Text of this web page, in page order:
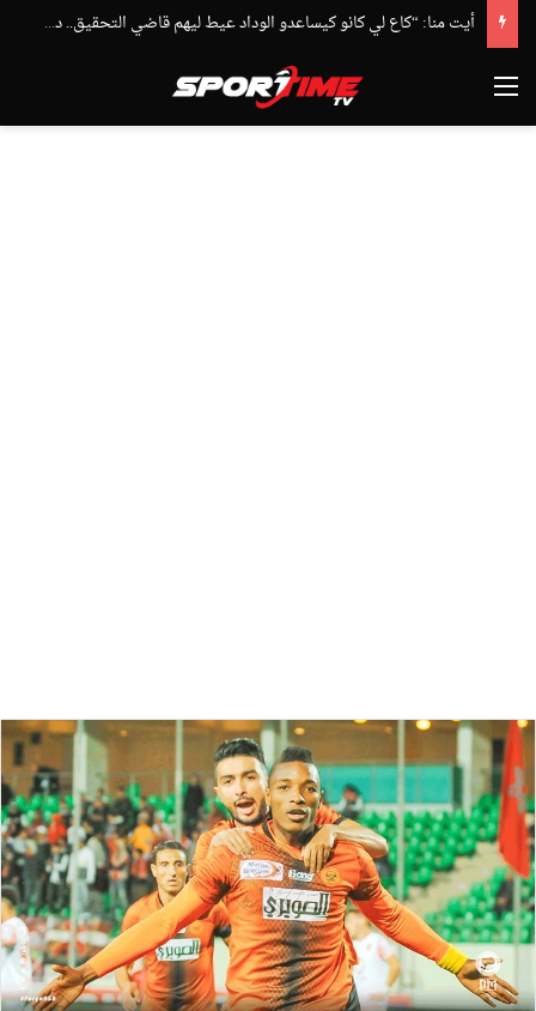
أيت منا: “كاع لي كانو كيساعدو الوداد عيط ليهم قاضي التحقيق.. دابا حتى شي واحد ما بقا باغي يعاون”
القائمة